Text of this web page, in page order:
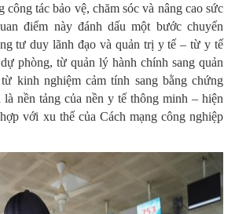
công tác bảo vệ, chăm sóc và nâng cao sức
điểm này đánh dấu một bước chuyển
tư duy lãnh đạo và quản trị y tế – từ y tế
phòng, từ quản lý hành chính sang quản
kinh nghiệm cảm tính sang bằng chứng
nền tảng của nền y tế thông minh – hiện
với xu thế của Cách mạng công nghiệp